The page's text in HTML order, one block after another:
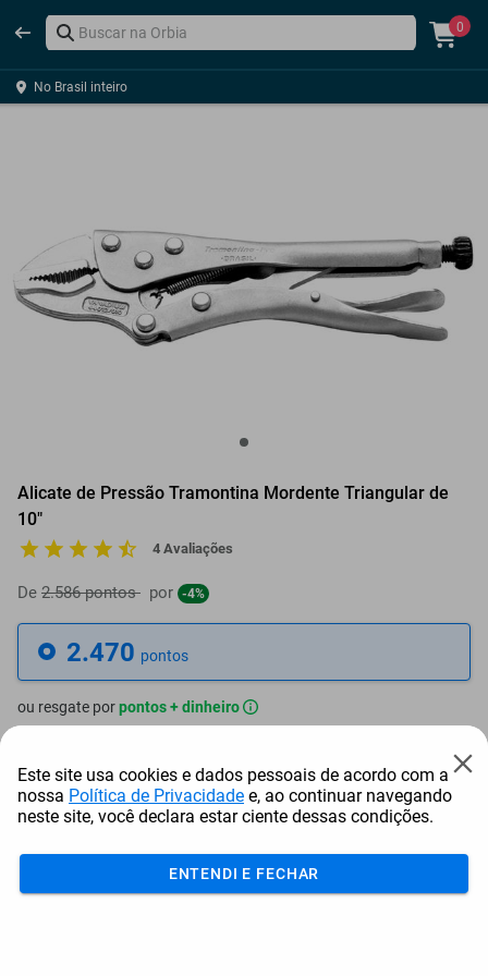
0
No Brasil inteiro
Alicate de Pressão Tramontina Mordente Triangular de
10"
4 Avaliações
De 2.586 pontos por -4%
2.470 pontos
ou resgate porpontos + dinheiro
2.100 pontos + R$ 17,02
Este site usa cookies e dados pessoais de acordo com a
nossa Política de Privacidade e, ao continuar navegando
neste site, você declara estar ciente dessas condições.
ENTENDI E FECHAR